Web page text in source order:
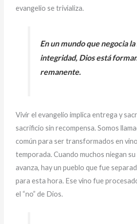
evangelio se trivializa.
En un mundo que negocia
integridad, Dios está
remanente.
Vivir el evangelio implica entrega y
sacrificio sin recompensa. Somos
común para ser transformados en
temporada. Cuando muchos niegan
avanza, hay un pueblo que fue
para esta hora. Ese vino fue
el “no” de Dios.